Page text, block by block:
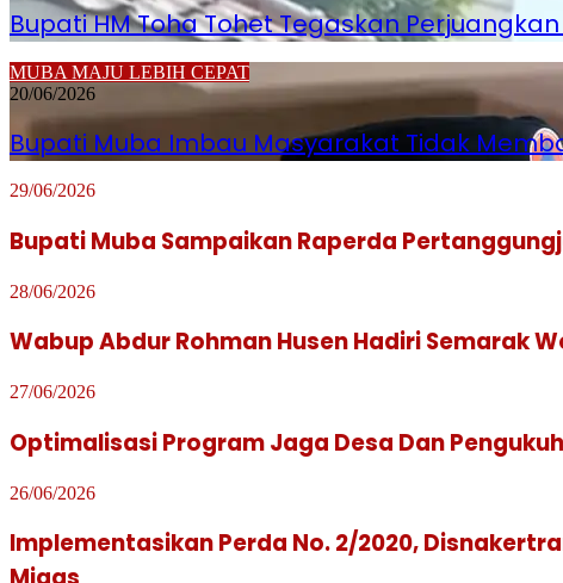
Bupati HM Toha Tohet Tegaskan
MUBA MAJU LEBIH CEPAT
20/06/2026
Bupati Muba Imbau Masyarakat Tidak
29/06/2026
Bupati Muba Sampaikan Raperda
28/06/2026
Wabup Abdur Rohman Husen Hadiri Semarak
27/06/2026
Optimalisasi Program Jaga Desa Dan
26/06/2026
Implementasikan Perda No. 2/2020,